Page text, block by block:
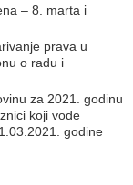
– 8. marta i
prava u
o radu i
za 2021. godinu
koji vode
godine